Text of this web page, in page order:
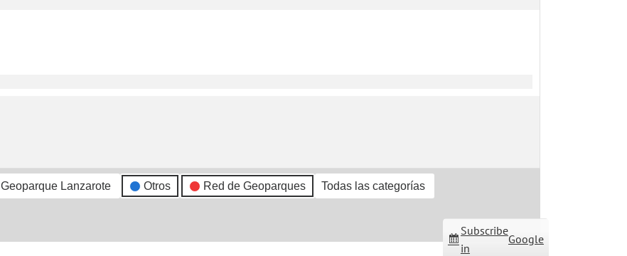
Geoparque Lanzarote Otros Red de Geoparques Todas las categorías
Subscribe
in
Google